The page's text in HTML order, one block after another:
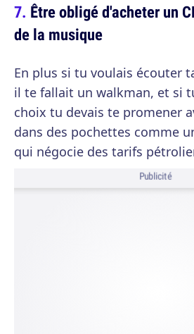
Être obligé d'acheter un
de la musique
En plus si tu voulais écouter
il te fallait un walkman, et si
choix tu devais te promener
dans des pochettes comme
qui négocie des tarifs
Publicité